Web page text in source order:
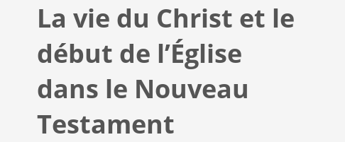
La vie du Christ et le
début de l’Église
dans le Nouveau
Testament